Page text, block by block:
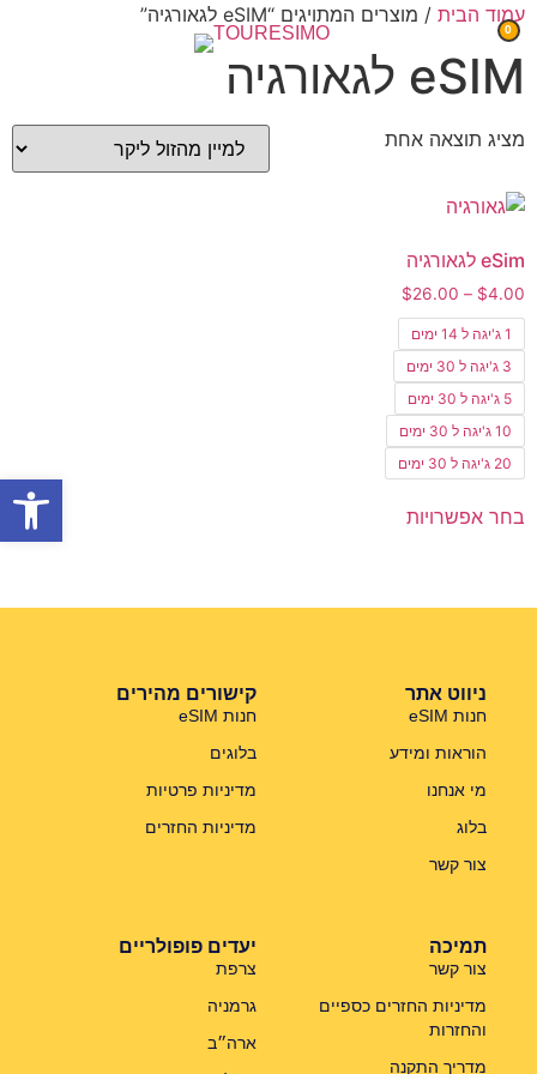
0
עמוד הבית / מוצרים המתויגים “eSIM לגאורגיה”
eSIM לגאורגיה
מציג תוצאה אחת
eSim לגאורגיה
$4.00
–
$26.00
1 ג'יגה ל 14 ימים
3 ג'יגה ל 30 ימים
5 ג'יגה ל 30 ימים
10 ג'יגה ל 30 ימים
20 ג'יגה ל 30 ימים
בחר אפשרויות
ניווט אתר
חנות eSIM
הוראות ומידע
מי אנחנו
בלוג
צור קשר
קישורים מהירים
חנות eSIM
בלוגים
מדיניות פרטיות
מדיניות החזרים
תמיכה
צור קשר
מדיניות החזרים כספיים
והחזרות
מדריך התקנה
יעדים פופולריים
צרפת
גרמניה
ארה״ב
פתח